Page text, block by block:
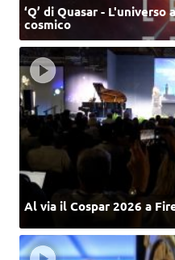
‘Q’ di Quasar -
cosmico
Al via il Cospar 2026 a